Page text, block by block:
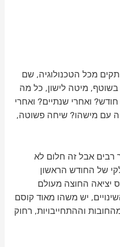
מכל הטכנולוגיה, שם
בשוטף, מיטה לישון, כל מה
ואחרי שנתיים? ואחרי
עם מישהו? שיחה פשוטה,
רבים אבל זה חלום לא
של החודש הראשון
יציאה החוצה מעולם
יש משהו מאוד קוסם
וההתחייבויות, רחוק